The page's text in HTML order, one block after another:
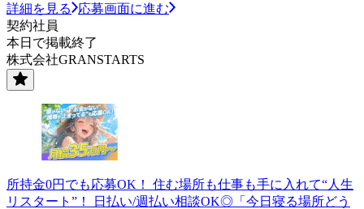
詳細を見る
応募画面に進む
契約社員
本日で掲載終了
株式会社GRANSTARTS
所持金0円でも応募OK！ 住む場所も仕事も手に入れて“人生
リスタート”！ 日払い/週払い相談OK◎「今日寝る場所どう